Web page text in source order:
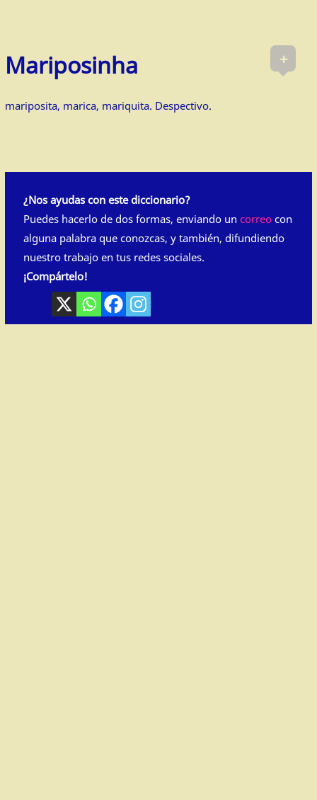
+
Mariposinha
mariposita, marica, mariquita. Despectivo.
¿Nos ayudas con este diccionario?
Puedes hacerlo de dos formas, enviando un correocon
alguna palabra que conozcas, y también, difundiendo
nuestro trabajo en tus redes sociales.
¡Compártelo!